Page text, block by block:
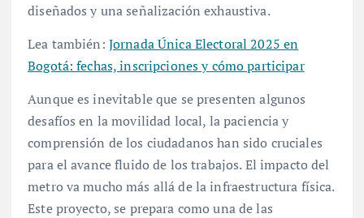
diseñados y una señalización exhaustiva.
Lea también: Jornada Única Electoral 2025 en
Bogotá: fechas, inscripciones y cómo participar
Aunque es inevitable que se presenten algunos
desafíos en la movilidad local, la paciencia y
comprensión de los ciudadanos han sido cruciales
para el avance fluido de los trabajos. El impacto del
metro va mucho más allá de la infraestructura física.
Este proyecto, se prepara como una de las